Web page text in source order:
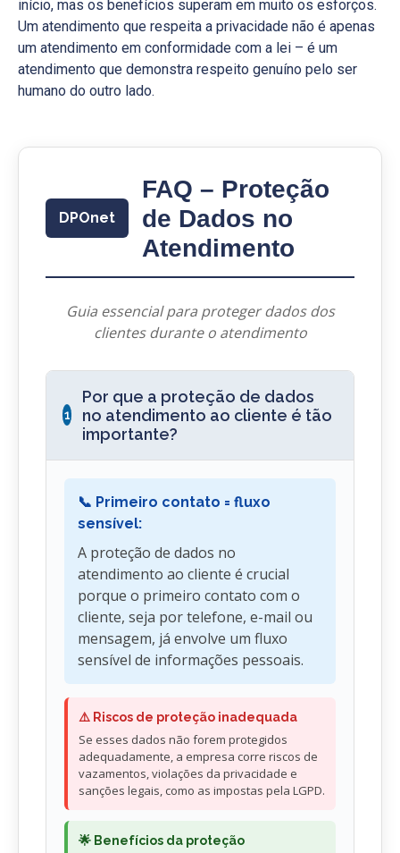
início, mas os benefícios superam em muito os esforços.
Um atendimento que respeita a privacidade não é apenas
um atendimento em conformidade com a lei – é um
atendimento que demonstra respeito genuíno pelo ser
humano do outro lado.
DPOnet
FAQ – Proteção
de Dados no
Atendimento
Guia essencial para proteger dados dos
clientes durante o atendimento
1
Por que a proteção de dados
no atendimento ao cliente é tão
importante?
📞 Primeiro contato = fluxo
sensível:
A proteção de dados no
atendimento ao cliente é crucial
porque o primeiro contato com o
cliente, seja por telefone, e-mail ou
mensagem, já envolve um fluxo
sensível de informações pessoais.
⚠️ Riscos de proteção inadequada
Se esses dados não forem protegidos
adequadamente, a empresa corre riscos de
vazamentos, violações da privacidade e
sanções legais, como as impostas pela LGPD.
🌟 Benefícios da proteção